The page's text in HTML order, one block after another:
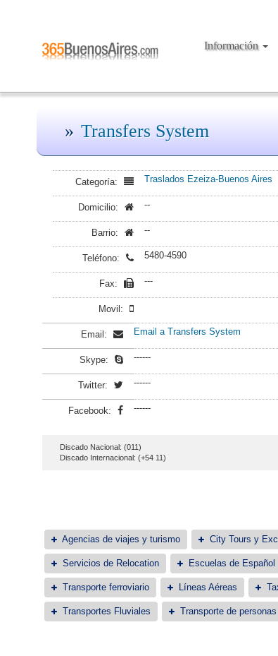
Información
Transfers System
Categoría: Traslados Ezeiza-Buenos Aires
Domicilio: --
Barrio: --
Teléfono: 5480-4590
Fax: ---
Movil:
Email: Email a Transfers System
Skype: ------
Twitter: ------
Facebook: ------
Discado Nacional: (011)
Discado Internacional: (+54 11)
Agencias de viajes y turismo City Tours y
Servicios de Relocation Escuelas de Español
Transporte ferroviario Líneas Aéreas
Transportes Fluviales Transporte de personas